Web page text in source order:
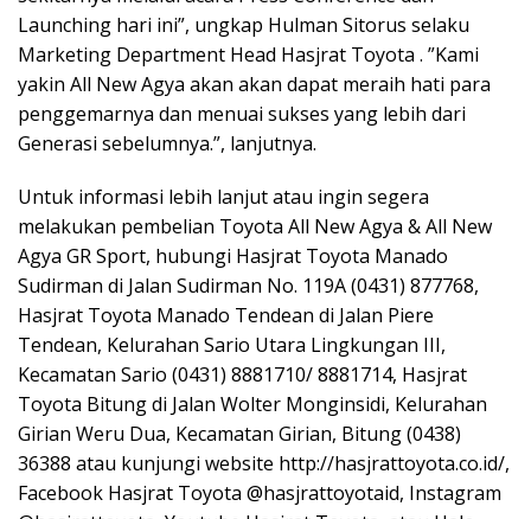
Launching hari ini”, ungkap Hulman Sitorus selaku
Marketing Department Head Hasjrat Toyota . ”Kami
yakin All New Agya akan akan dapat meraih hati para
penggemarnya dan menuai sukses yang lebih dari
Generasi sebelumnya.”, lanjutnya.
Untuk informasi lebih lanjut atau ingin segera
melakukan pembelian Toyota All New Agya & All New
Agya GR Sport, hubungi Hasjrat Toyota Manado
Sudirman di Jalan Sudirman No. 119A (0431) 877768,
Hasjrat Toyota Manado Tendean di Jalan Piere
Tendean, Kelurahan Sario Utara Lingkungan III,
Kecamatan Sario (0431) 8881710/ 8881714, Hasjrat
Toyota Bitung di Jalan Wolter Monginsidi, Kelurahan
Girian Weru Dua, Kecamatan Girian, Bitung (0438)
36388 atau kunjungi website http://hasjrattoyota.co.id/,
Facebook Hasjrat Toyota @hasjrattoyotaid, Instagram